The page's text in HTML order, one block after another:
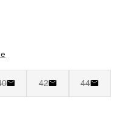
42 44